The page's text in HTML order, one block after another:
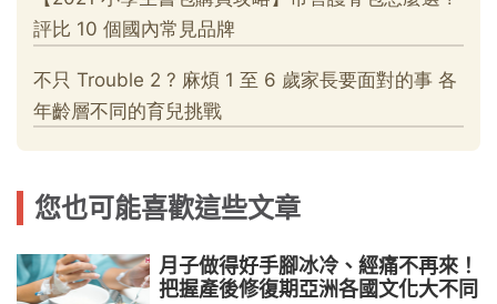
您也可能喜歡這些文章
月子做得好手腳冰冷、經痛不再來！
把握產後修復期亞洲各國文化大不同